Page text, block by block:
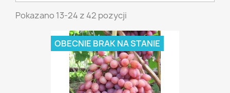
Pokazano 13-24 z 42 pozycji
OBECNIE BRAK NA STANIE